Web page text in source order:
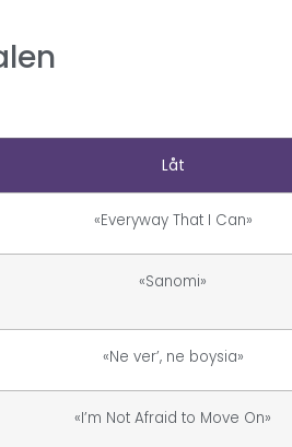
Låt
«Everyway That I Can»
«Sanomi»
«Ne ver’, ne boysia»
«I’m Not Afraid to Move On»